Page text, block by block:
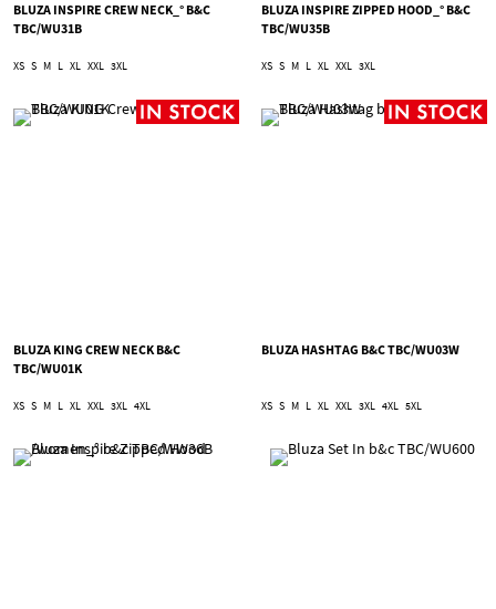
BLUZA INSPIRE CREW NECK_° B&C
TBC/WU31B
XS S M L XL XXL 3XL
BLUZA INSPIRE ZIPPED HOOD_° B&C
TBC/WU35B
XS S M L XL XXL 3XL
BLUZA KING CREW NECK B&C
TBC/WU01K
XS S M L XL XXL 3XL 4XL
BLUZA HASHTAG B&C TBC/WU03W
XS S M L XL XXL 3XL 4XL 5XL